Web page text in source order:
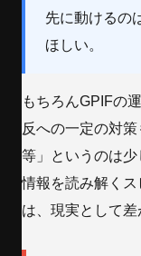
先に動けるの
ほしい。
もちろんGPIFの
反への一定の対
等」というのは
情報を読み解く
は、現実として差